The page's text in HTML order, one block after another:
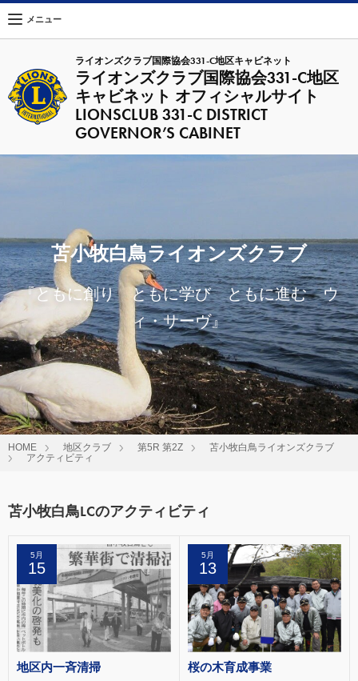
ライオンズクラブ国際協会331-C地区キャビネット
ライオンズクラブ国際協会331-C地区
キャビネット オフィシャルサイト
LIONSCLUB 331-C DISTRICT
GOVERNOR’S CABINET
メニュー
苫小牧白鳥ライオンズクラブ
『ともに創り ともに学び ともに進む ウ
ィ・サーヴ』
HOME 地区クラブ 第5R 第2Z
苫小牧白鳥ライオンズクラブ
アクティビティ
苫小牧白鳥LCのアクティビティ
5月
15
地区内一斉清掃
5月
13
桜の木育成事業